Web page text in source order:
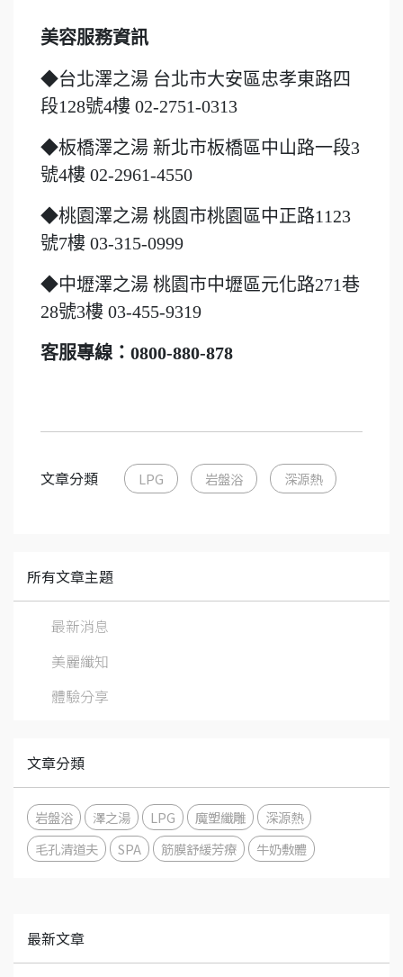
美容服務資訊
◆台北澤之湯 台北市大安區忠孝東路四
段128號4樓 02-2751-0313
◆板橋澤之湯 新北市板橋區中山路一段3
號4樓 02-2961-4550
◆桃園澤之湯 桃園市桃園區中正路1123
號7樓 03-315-0999
◆中壢澤之湯 桃園市中壢區元化路271巷
28號3樓 03-455-9319
客服專線：0800-880-878
文章分類 LPG 岩盤浴 深源熱
所有文章主題
最新消息
美麗纖知
體驗分享
文章分類
岩盤浴 澤之湯 LPG 魔塑纖雕
深源熱
毛孔清道夫
SPA 筋膜舒緩芳療 牛奶敷體
最新文章